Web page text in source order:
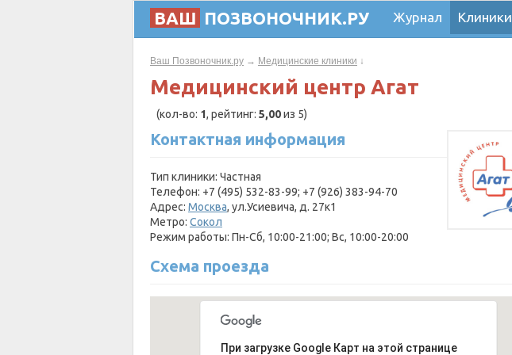
Ваш Позвоночник.ру → Медицинские клиники ↓
Медицинский центр Агат
(кол-во: 1, рейтинг: 5,00из 5)
Контактная информация
Тип клиники: Частная
Телефон: +7 (495) 532-83-99; +7 (926) 383-94-70
Адрес: Москва, ул.Усиевича, д. 27к1
Метро: Сокол
Режим работы: Пн-Сб, 10:00-21:00; Вс, 10:00-20:00
Схема проезда
При загрузке Google Карт на этой странице
ВАШ ПОЗВОНОЧНИК.РУ Журнал Клиники